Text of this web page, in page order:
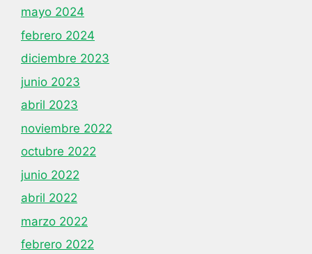
mayo 2024
febrero 2024
diciembre 2023
junio 2023
abril 2023
noviembre 2022
octubre 2022
junio 2022
abril 2022
marzo 2022
febrero 2022